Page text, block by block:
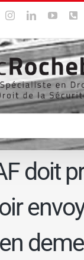
InstagramLinkedIn
doit